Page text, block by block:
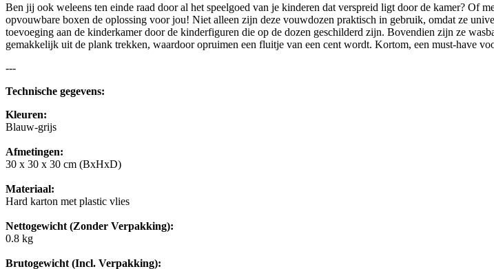
Ben jij ook weleens ten einde raad door al het speelgoed van je kinderen dat verspreid ligt door de kamer? Of
opvouwbare boxen de oplossing voor jou! Niet alleen zijn deze vouwdozen praktisch in gebruik, omdat ze
toevoeging aan de kinderkamer door de kinderfiguren die op de dozen geschilderd zijn. Bovendien zijn ze
gemakkelijk uit de plank trekken, waardoor opruimen een fluitje van een cent wordt. Kortom, een must-have
---
Technische gegevens:
Kleuren:
Blauw-grijs
Afmetingen:
30 x 30 x 30 cm (BxHxD)
Materiaal:
Hard karton met plastic vlies
Nettogewicht (Zonder Verpakking):
0.8 kg
Brutogewicht (Incl. Verpakking):